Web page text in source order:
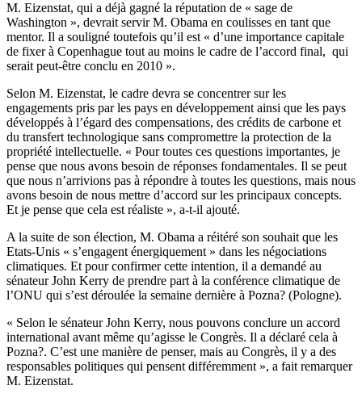
M. Eizenstat, qui a déjà gagné la réputation de « sage de
Washington », devrait servir M. Obama en coulisses en tant que
mentor. Il a souligné toutefois qu’il est « d’une importance capitale
de fixer à Copenhague tout au moins le cadre de l’accord final, qui
serait peut-être conclu en 2010 ».
Selon M. Eizenstat, le cadre devra se concentrer sur les
engagements pris par les pays en développement ainsi que les pays
développés à l’égard des compensations, des crédits de carbone et
du transfert technologique sans compromettre la protection de la
propriété intellectuelle. « Pour toutes ces questions importantes, je
pense que nous avons besoin de réponses fondamentales. Il se peut
que nous n’arrivions pas à répondre à toutes les questions, mais nous
avons besoin de nous mettre d’accord sur les principaux concepts.
Et je pense que cela est réaliste », a-t-il ajouté.
A la suite de son élection, M. Obama a réitéré son souhait que les
Etats-Unis « s’engagent énergiquement » dans les négociations
climatiques. Et pour confirmer cette intention, il a demandé au
sénateur John Kerry de prendre part à la conférence climatique de
l’ONU qui s’est déroulée la semaine dernière à Pozna? (Pologne).
« Selon le sénateur John Kerry, nous pouvons conclure un accord
international avant même qu’agisse le Congrès. Il a déclaré cela à
Pozna?. C’est une manière de penser, mais au Congrès, il y a des
responsables politiques qui pensent différemment », a fait remarquer
M. Eizenstat.